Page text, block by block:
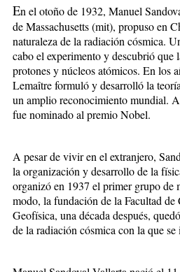
En el otoño de 1932, Manuel
de Massachusetts (mit), propuso en
naturaleza de la radiación cósmica.
cabo el experimento y descubrió
protones y núcleos atómicos. En los
Lemaître formuló y desarrolló la
un amplio reconocimiento mundial.
fue nominado al premio Nobel.
A pesar de vivir en el extranjero,
la organización y desarrollo de la
organizó en 1937 el primer grupo de
modo, la fundación de la Facultad
Geofísica, una década después,
de la radiación cósmica con la que